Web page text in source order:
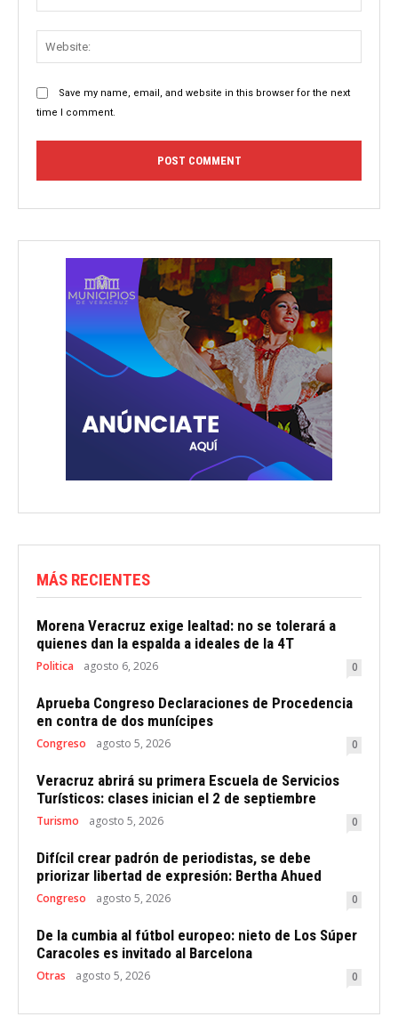
Save my name, email, and website in this browser for the next
time I comment.
MÁS RECIENTES
Morena Veracruz exige lealtad: no se tolerará a
quienes dan la espalda a ideales de la 4T
Politica agosto 6, 2026 0
Aprueba Congreso Declaraciones de Procedencia
en contra de dos munícipes
Congreso agosto 5, 2026 0
Veracruz abrirá su primera Escuela de Servicios
Turísticos: clases inician el 2 de septiembre
Turismo agosto 5, 2026 0
Difícil crear padrón de periodistas, se debe
priorizar libertad de expresión: Bertha Ahued
Congreso agosto 5, 2026 0
De la cumbia al fútbol europeo: nieto de Los Súper
Caracoles es invitado al Barcelona
Otras agosto 5, 2026 0